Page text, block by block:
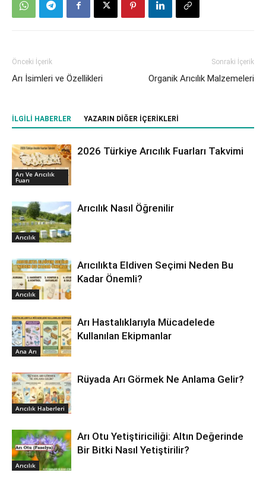
Önceki İçerik
Arı İsimleri ve Özellikleri
Sonraki İçerik
Organik Arıcılık Malzemeleri
İLGILI HABERLER YAZARIN DIĞER İÇERIKLERI
Arı Ve Arıcılık
Fuarı
2026 Türkiye Arıcılık Fuarları Takvimi
Arıcılık
Arıcılık Nasıl Öğrenilir
Arıcılık
Arıcılıkta Eldiven Seçimi Neden Bu
Kadar Önemli?
Ana Arı
Arı Hastalıklarıyla Mücadelede
Kullanılan Ekipmanlar
Arıcılık Haberleri
Rüyada Arı Görmek Ne Anlama Gelir?
Arıcılık
Arı Otu Yetiştiriciliği: Altın Değerinde
Bir Bitki Nasıl Yetiştirilir?